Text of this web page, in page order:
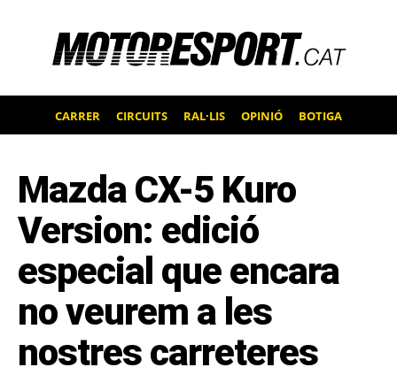
CARRER CIRCUITS RAL·LIS OPINIÓ BOTIGA
Mazda CX-5 Kuro
Version: edició
especial que encara
no veurem a les
nostres carreteres